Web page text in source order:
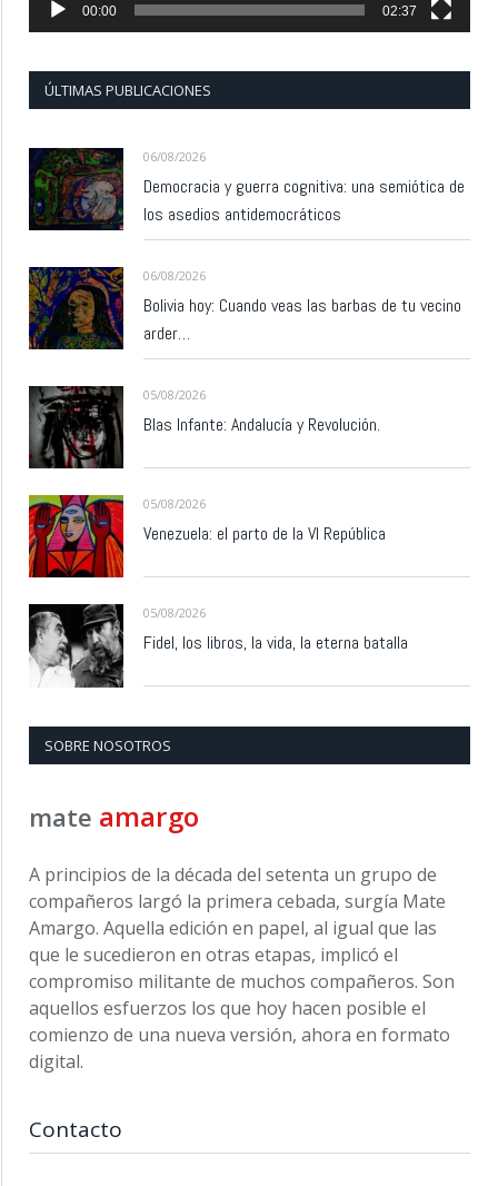
00:00 02:37
ÚLTIMAS PUBLICACIONES
06/08/2026
Democracia y guerra cognitiva: una semiótica de
los asedios antidemocráticos
06/08/2026
Bolivia hoy: Cuando veas las barbas de tu vecino
arder…
05/08/2026
Blas Infante: Andalucía y Revolución.
05/08/2026
Venezuela: el parto de la VI República
05/08/2026
Fidel, los libros, la vida, la eterna batalla
SOBRE NOSOTROS
mate amargo
A principios de la década del setenta un grupo de
compañeros largó la primera cebada, surgía Mate
Amargo. Aquella edición en papel, al igual que las
que le sucedieron en otras etapas, implicó el
compromiso militante de muchos compañeros. Son
aquellos esfuerzos los que hoy hacen posible el
comienzo de una nueva versión, ahora en formato
digital.
Contacto